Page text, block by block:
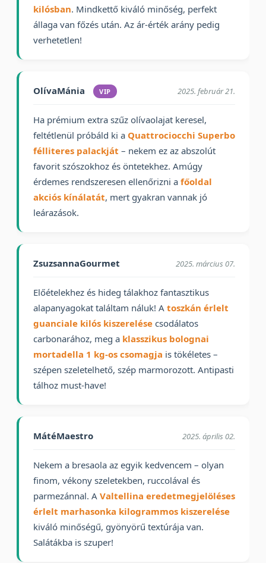
kilósban. Mindkettő kiváló minőség, perfekt
állaga van főzés után. Az ár-érték arány pedig
verhetetlen!
OlívaMánia VIP 2025. február 21.
Ha prémium extra szűz olívaolajat keresel,
feltétlenül próbáld ki a Quattrociocchi Superbo
félliteres palackját – nekem ez az abszolút
favorit szószokhoz és öntetekhez. Amúgy
érdemes rendszeresen ellenőrizni a főoldal
akciós kínálatát, mert gyakran vannak jó
leárazások.
ZsuzsannaGourmet 2025. március 07.
Előételekhez és hideg tálakhoz fantasztikus
alapanyagokat találtam náluk! A toszkán érlelt
guanciale kilós kiszerelése csodálatos
carbonarához, meg a klasszikus bolognai
mortadella 1 kg-os csomagja is tökéletes –
szépen szeletelhető, szép marmorozott. Antipasti
tálhoz must-have!
MátéMaestro 2025. április 02.
Nekem a bresaola az egyik kedvencem – olyan
finom, vékony szeletekben, ruccolával és
parmezánnal. A Valtellina eredetmegjelöléses
érlelt marhasonka kilogrammos kiszerelése
kiváló minőségű, gyönyörű textúrája van.
Salátákba is szuper!